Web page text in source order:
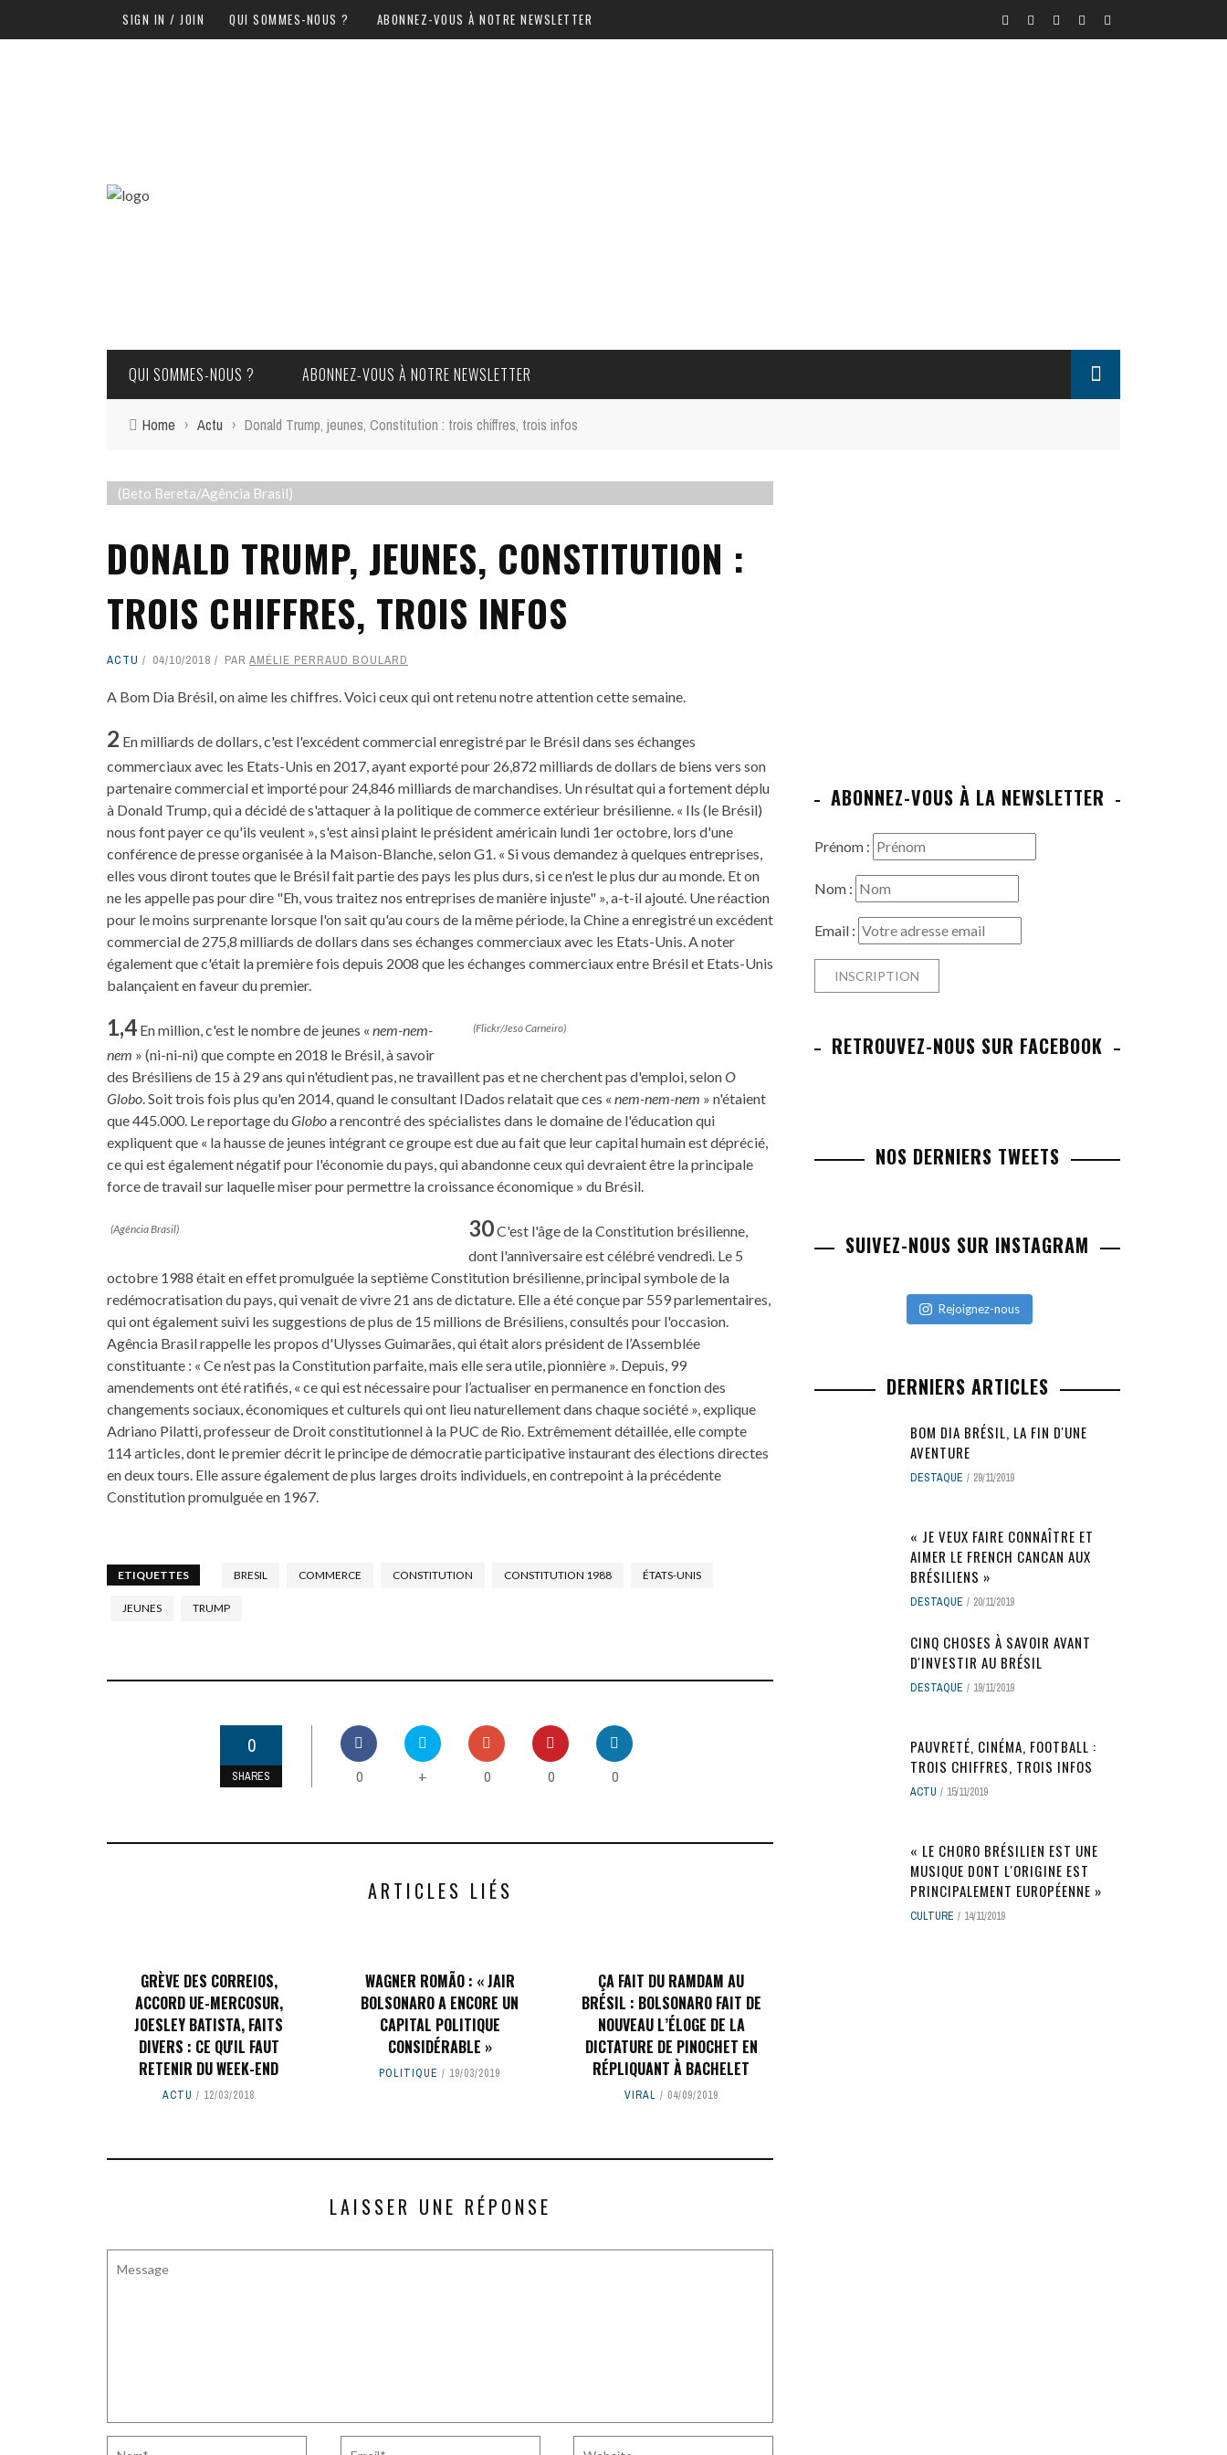
SIGN IN / JOIN QUI SOMMES-NOUS ? ABONNEZ-VOUS À NOTRE NEWSLETTER
QUI SOMMES-NOUS ? ABONNEZ-VOUS À NOTRE NEWSLETTER
Home › Actu › Donald Trump, jeunes, Constitution : trois chiffres, trois infos
(Beto Bereta/Agência Brasil)
DONALD TRUMP, JEUNES, CONSTITUTION :
TROIS CHIFFRES, TROIS INFOS
ACTU 04/10/2018 PAR AMÉLIE PERRAUD BOULARD
A Bom Dia Brésil, on aime les chiffres. Voici ceux qui ont retenu notre attention cette semaine.
2 En milliards de dollars, c'est l'excédent commercial enregistré par le Brésil dans ses échanges
commerciaux avec les Etats-Unis en 2017, ayant exporté pour 26,872 milliards de dollars de biens vers son
partenaire commercial et importé pour 24,846 milliards de marchandises. Un résultat qui a fortement déplu
à Donald Trump, qui a décidé de s'attaquer à la politique de commerce extérieur brésilienne. « Ils (le Brésil)
nous font payer ce qu'ils veulent », s'est ainsi plaint le président américain lundi 1er octobre, lors d'une
conférence de presse organisée à la Maison-Blanche, selon G1. « Si vous demandez à quelques entreprises,
elles vous diront toutes que le Brésil fait partie des pays les plus durs, si ce n'est le plus dur au monde. Et on
ne les appelle pas pour dire "Eh, vous traitez nos entreprises de manière injuste" », a-t-il ajouté. Une réaction
pour le moins surprenante lorsque l'on sait qu'au cours de la même période, la Chine a enregistré un excédent
commercial de 275,8 milliards de dollars dans ses échanges commerciaux avec les Etats-Unis. A noter
également que c'était la première fois depuis 2008 que les échanges commerciaux entre Brésil et Etats-Unis
balançaient en faveur du premier.
(Flickr/Jeso Carneiro)
1,4 En million, c'est le nombre de jeunes « nem-nem-
nem » (ni-ni-ni) que compte en 2018 le Brésil, à savoir
des Brésiliens de 15 à 29 ans qui n'étudient pas, ne travaillent pas et ne cherchent pas d'emploi, selonO
Globo. Soit trois fois plus qu'en 2014, quand le consultant IDados relatait que ces « nem-nem-nem » n'étaient
que 445.000. Le reportage duGloboa rencontré des spécialistes dans le domaine de l'éducation qui
expliquent que « la hausse de jeunes intégrant ce groupe est due au fait que leur capital humain est déprécié,
ce qui est également négatif pour l'économie du pays, qui abandonne ceux qui devraient être la principale
force de travail sur laquelle miser pour permettre la croissance économique » du Brésil.
(Agência Brasil) 30C'est l'âge de la Constitution brésilienne,
dont l'anniversaire est célébré vendredi. Le 5
octobre 1988 était en effet promulguée la septième Constitution brésilienne, principal symbole de la
redémocratisation du pays, qui venait de vivre 21 ans de dictature. Elle a été conçue par 559 parlementaires,
qui ont également suivi les suggestions de plus de 15 millions de Brésiliens, consultés pour l'occasion.
Agência Brasil rappelle les propos d'Ulysses Guimarães, qui était alors président de l’Assemblée
constituante : « Ce n’est pas la Constitution parfaite, mais elle sera utile, pionnière ». Depuis, 99
amendements ont été ratifiés, « ce qui est nécessaire pour l’actualiser en permanence en fonction des
changements sociaux, économiques et culturels qui ont lieu naturellement dans chaque société », explique
Adriano Pilatti, professeur de Droit constitutionnel à la PUC de Rio. Extrêmement détaillée, elle compte
114 articles, dont le premier décrit le principe de démocratie participative instaurant des élections directes
en deux tours. Elle assure également de plus larges droits individuels, en contrepoint à la précédente
Constitution promulguée en 1967.
ETIQUETTES BRESIL COMMERCE CONSTITUTION CONSTITUTION 1988 ÉTATS-UNIS
JEUNES TRUMP
0
SHARES 0 + 0 0 0
ARTICLES LIÉS
GRÈVE DES CORREIOS,
ACCORD UE-MERCOSUR,
JOESLEY BATISTA, FAITS
DIVERS : CE QU'IL FAUT
RETENIR DU WEEK-END
ACTU 12/03/2018
WAGNER ROMÃO : « JAIR
BOLSONARO A ENCORE UN
CAPITAL POLITIQUE
CONSIDÉRABLE »
POLITIQUE 19/03/2019
ÇA FAIT DU RAMDAM AU
BRÉSIL : BOLSONARO FAIT DE
NOUVEAU L’ÉLOGE DE LA
DICTATURE DE PINOCHET EN
RÉPLIQUANT À BACHELET
VIRAL 04/09/2019
LAISSER UNE RÉPONSE
ABONNEZ-VOUS À LA NEWSLETTER
Prénom :
Nom :
Email :
RETROUVEZ-NOUS SUR FACEBOOK
NOS DERNIERS TWEETS
SUIVEZ-NOUS SUR INSTAGRAM
Rejoignez-nous
DERNIERS ARTICLES
BOM DIA BRÉSIL, LA FIN D'UNE
AVENTURE
DESTAQUE 29/11/2019
« JE VEUX FAIRE CONNAÎTRE ET
AIMER LE FRENCH CANCAN AUX
BRÉSILIENS »
DESTAQUE 20/11/2019
CINQ CHOSES À SAVOIR AVANT
D'INVESTIR AU BRÉSIL
DESTAQUE 19/11/2019
PAUVRETÉ, CINÉMA, FOOTBALL :
TROIS CHIFFRES, TROIS INFOS
ACTU 15/11/2019
« LE CHORO BRÉSILIEN EST UNE
MUSIQUE DONT L'ORIGINE EST
PRINCIPALEMENT EUROPÉENNE »
CULTURE 14/11/2019